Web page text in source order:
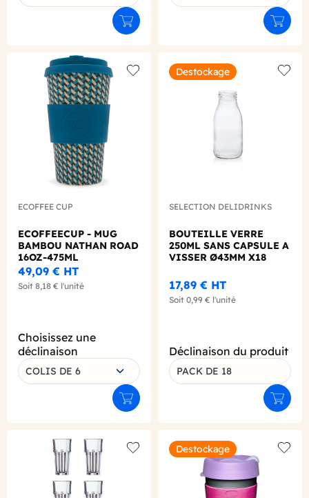
Ajouter au panier
Add to wishlist
ECOFFEE CUP
ECOFFEECUP - MUG
BAMBOU NATHAN ROAD
16OZ-475ML
49,09 € HT
Soit 8,18 € l'unité
Choisissez une
déclinaison
COLIS DE 6
Ajouter au panier
Destockage
SELECTION DELIDRINKS
BOUTEILLE VERRE
250ML SANS CAPSULE A
VISSER Ø43MM X18
17,89 € HT
Soit 0,99 € l'unité
Déclinaison du produit
PACK DE 18
Add to wishlist
Destockage